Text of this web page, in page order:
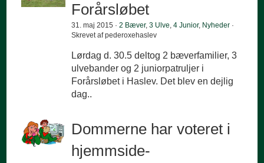
Forårsløbet
31. maj 2015 ·2 Bæver,3 Ulve,4 Junior, Nyheder ·
Skrevet af pederoxehaslev
Lørdag d. 30.5 deltog 2 bæverfamilier, 3
ulvebander og 2 juniorpatruljer i
Forårsløbet i Haslev. Det blev en dejlig
dag..
Dommerne har voteret i
hjemmside-